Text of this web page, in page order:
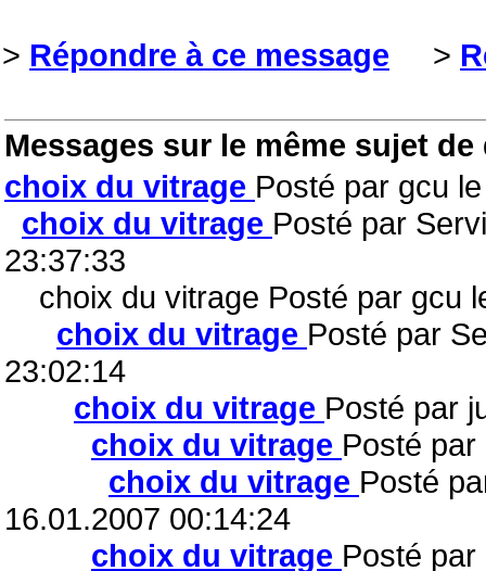
> Répondre à ce message >
Messages sur le même sujet
choix du vitrage Posté par gcu
choix du vitrage Posté par
23:37:33
choix du vitrage Posté par gcu
choix du vitrage Posté par
23:02:14
choix du vitrage Posté par
choix du vitrage Posté
choix du vitrage Posté
16.01.2007 00:14:24
choix du vitrage Posté